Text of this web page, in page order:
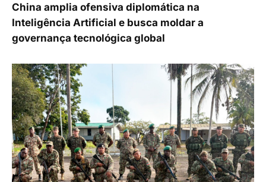
China amplia ofensiva diplomática na
Inteligência Artificial e busca moldar a
governança tecnológica global